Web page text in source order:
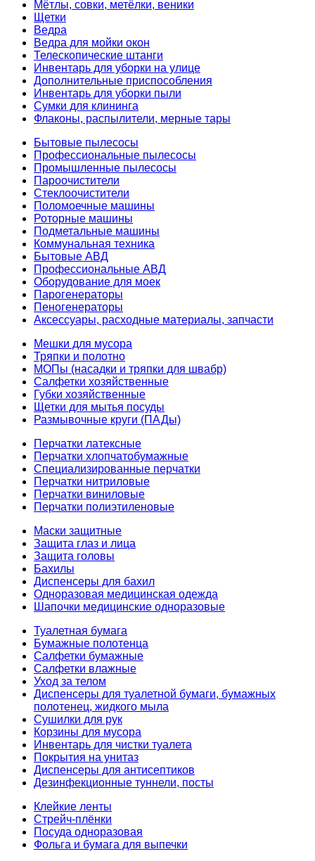
Мётлы, совки, метёлки, веники
Щетки
Ведра
Ведра для мойки окон
Телескопические штанги
Инвентарь для уборки на улице
Дополнительные приспособления
Инвентарь для уборки пыли
Сумки для клининга
Флаконы, распылители, мерные тары
Бытовые пылесосы
Профессиональные пылесосы
Промышленные пылесосы
Пароочистители
Стеклоочистители
Поломоечные машины
Роторные машины
Подметальные машины
Коммунальная техника
Бытовые АВД
Профессиональные АВД
Оборудование для моек
Парогенераторы
Пеногенераторы
Аксессуары, расходные материалы, запчасти
Мешки для мусора
Тряпки и полотно
МОПы (насадки и тряпки для швабр)
Салфетки хозяйственные
Губки хозяйственные
Щетки для мытья посуды
Размывочные круги (ПАДы)
Перчатки латексные
Перчатки хлопчатобумажные
Специализированные перчатки
Перчатки нитриловые
Перчатки виниловые
Перчатки полиэтиленовые
Маски защитные
Защита глаз и лица
Защита головы
Бахилы
Диспенсеры для бахил
Одноразовая медицинская одежда
Шапочки медицинские одноразовые
Туалетная бумага
Бумажные полотенца
Салфетки бумажные
Салфетки влажные
Уход за телом
Диспенсеры для туалетной бумаги, бумажных
полотенец, жидкого мыла
Сушилки для рук
Корзины для мусора
Инвентарь для чистки туалета
Покрытия на унитаз
Диспенсеры для антисептиков
Дезинфекционные туннели, посты
Клейкие ленты
Стрейч-плёнки
Посуда одноразовая
Фольга и бумага для выпечки